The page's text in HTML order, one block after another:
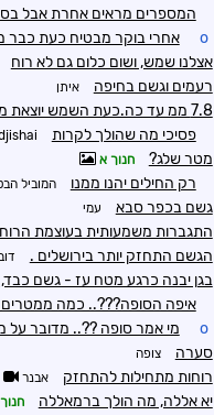
המספרים מראים אחרת אבל
o אחרי בוקר מבטיח כעת כבר
אצלנו שמש, ושום כלום גם לא רוח
רעמים וגשם בחיפה איתן
7.8 ממ עד כה.כעת השמש יוצאת מדי פעם
פסיכי מה שהולך לקרות
מטר שלג? חנוך א
רק החילים יהנו ממנו המוביל
גשם בכפר סבא עמי
התגברות משמעותית בעוצמת
הגשם התחזק יותר בירושלים .
בגן יבנה כרגע מטח עז - גשם כבד,
איפה הסופה???.. כמה ממטרים
o מי אמר סופה ??.. מדובר על
סערה צופה
רוחות מתחילות להתחזק אבנר
יא אללה, מה הולך ברמאללה